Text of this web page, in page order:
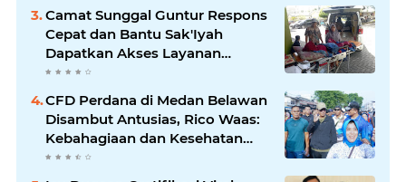
Camat Sunggal Guntur Respons
Cepat dan Bantu Sak'Iyah
Dapatkan Akses Layanan
Kesehatan
CFD Perdana di Medan Belawan
Disambut Antusias, Rico Waas:
Kebahagiaan dan Kesehatan
Harus Hadir di Seluruh Penjuru